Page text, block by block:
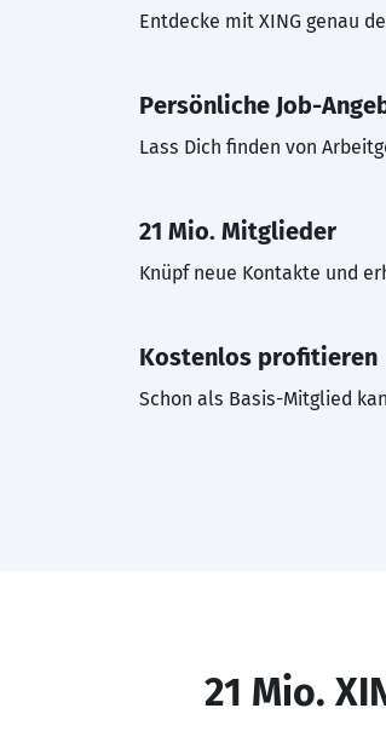
Entdecke mit XING genau
Persönliche Job-
Lass Dich finden von
21 Mio. Mitglieder
Knüpf neue Kontakte und
Kostenlos profitieren
Schon als Basis-Mitglied
21 Mio.